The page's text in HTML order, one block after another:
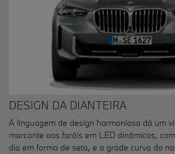
DESIGN DA DIANTEIRA
A linguagem de design harmoniosa dá um
marcante aos faróis em LED dinâmicos,
dia em forma de seta, e a grade curva do